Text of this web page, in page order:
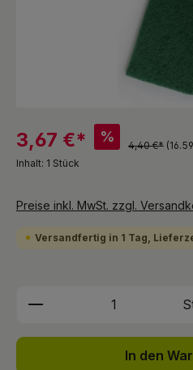
3,67 €* %
4,40 €*
Inhalt: 1 Stück
Preise inkl. MwSt. zzgl.
Versandfertig in 1 Tag,
Produkt Anzahl:
In den